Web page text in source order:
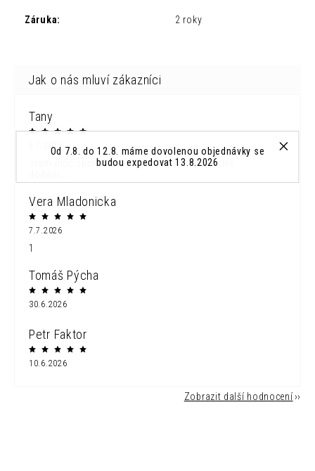
Od 7.8. do 12.8. máme dovolenou objednávky se
budou expedovat 13.8.2026
Záruka: 2 roky
Tany
9.7.2026
Jsem moc spokojena...náramek krásný a rychle
Vera Mladonicka
7.7.2026
1
Tomáš Pýcha
30.6.2026
Petr Faktor
10.6.2026
Zobrazit další hodnocení